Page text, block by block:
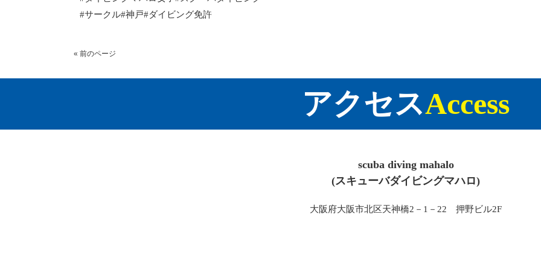
#サークル#神戸#ダイビング免許
« 前のページ
アクセスAccess
scuba diving mahalo
(スキューバダイビングマハロ)
大阪府大阪市北区天神橋2－1－22 押野ビル2F